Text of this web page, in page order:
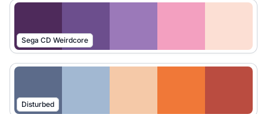
Sega CD Weirdcore
Disturbed